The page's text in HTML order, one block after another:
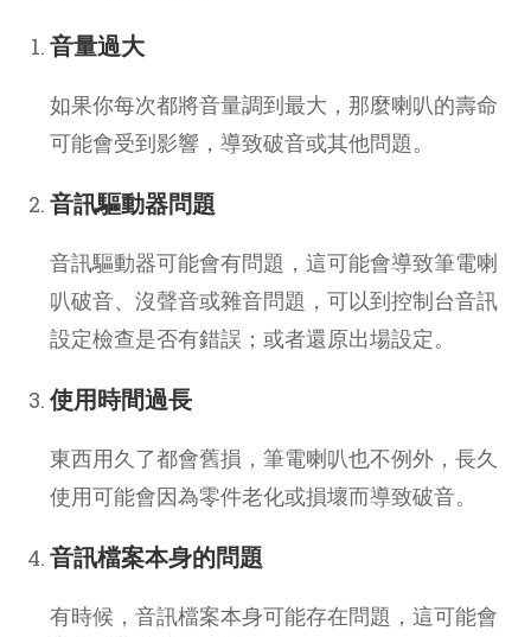
音量過大
如果你每次都將音量調到最大，那麼喇叭的壽命
可能會受到影響，導致破音或其他問題。
音訊驅動器問題
音訊驅動器可能會有問題，這可能會導致筆電喇
叭破音、沒聲音或雜音問題，可以到控制台音訊
設定檢查是否有錯誤；或者還原出場設定。
使用時間過長
東西用久了都會舊損，筆電喇叭也不例外，長久
使用可能會因為零件老化或損壞而導致破音。
音訊檔案本身的問題
有時候，音訊檔案本身可能存在問題，這可能會